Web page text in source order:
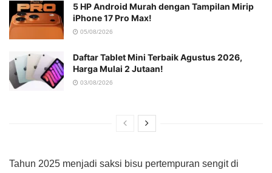
5 HP Android Murah dengan Tampilan Mirip
iPhone 17 Pro Max!
05/08/2026
Daftar Tablet Mini Terbaik Agustus 2026,
Harga Mulai 2 Jutaan!
03/08/2026
Tahun 2025 menjadi saksi bisu pertempuran sengit di